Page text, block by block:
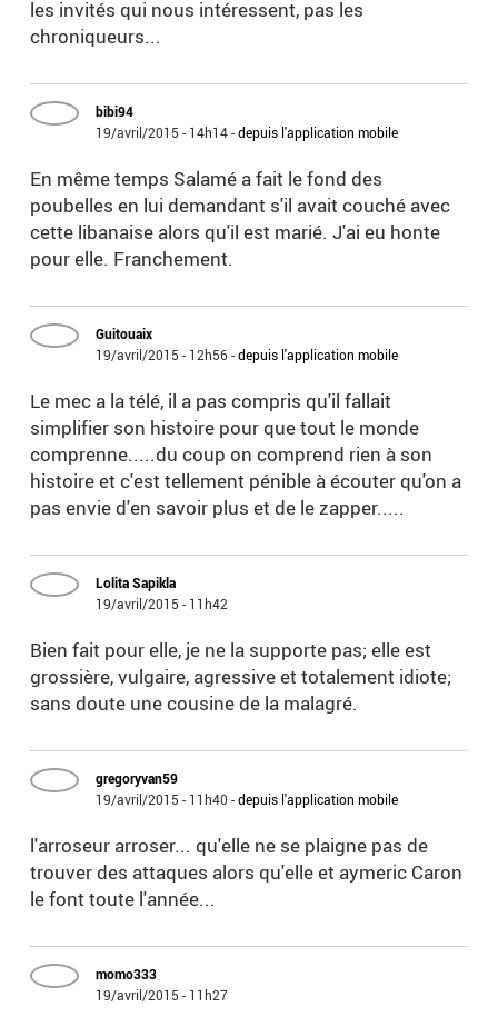
les invités qui nous intéressent, pas les
chroniqueurs...
bibi94
19/avril/2015 - 14h14-depuis l'application mobile
En même temps Salamé a fait le fond des
poubelles en lui demandant s'il avait couché avec
cette libanaise alors qu'il est marié. J'ai eu honte
pour elle. Franchement.
Guitouaix
19/avril/2015 - 12h56-depuis l'application mobile
Le mec a la télé, il a pas compris qu'il fallait
simplifier son histoire pour que tout le monde
comprenne.....du coup on comprend rien à son
histoire et c'est tellement pénible à écouter qu'on a
pas envie d'en savoir plus et de le zapper.....
Lolita Sapikla
19/avril/2015 - 11h42
Bien fait pour elle, je ne la supporte pas; elle est
grossière, vulgaire, agressive et totalement idiote;
sans doute une cousine de la malagré.
gregoryvan59
19/avril/2015 - 11h40 -depuis l'application mobile
l'arroseur arroser... qu'elle ne se plaigne pas de
trouver des attaques alors qu'elle et aymeric Caron
le font toute l'année...
momo333
19/avril/2015 - 11h27